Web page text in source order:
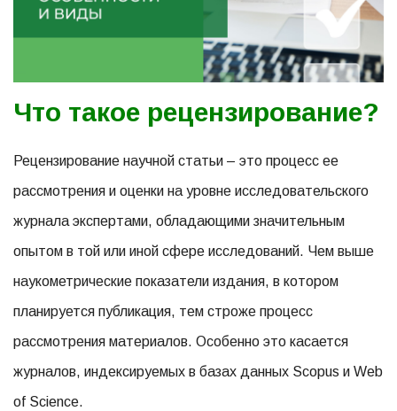
Что такое рецензирование?
Рецензирование научной статьи – это процесс ее
рассмотрения и оценки на уровне исследовательского
журнала экспертами, обладающими значительным
опытом в той или иной сфере исследований. Чем выше
наукометрические показатели издания, в котором
планируется публикация, тем строже процесс
рассмотрения материалов. Особенно это касается
журналов, индексируемых в базах данных Scopus и Web
of Science.